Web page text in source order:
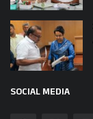
SOCIAL MEDIA